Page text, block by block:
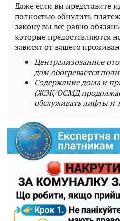
Даже если вы представите
полностью обнулить
закону вы все равно
которые предоставляются
зависят от вашего
Централизованное
дом обогревается
Содержание дома и
(ЖЭК/ОСМД
обслуживать лифты и